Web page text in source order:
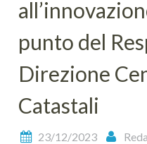
punto del
Direzione
Catastali
23/12/2023